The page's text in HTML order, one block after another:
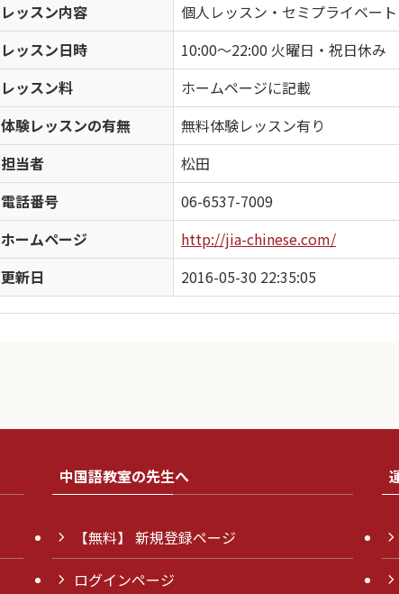
レッスン内容
個人レッスン・セミプライベー
レッスン日時
10:00～22:00 火曜日・祝日休み
レッスン料
ホームページに記載
体験レッスンの有無
無料体験レッスン有り
担当者
松田
電話番号
06-6537-7009
ホームページ
http://jia-chinese.com/
更新日
2016-05-30 22:35:05
中国語教室の先生へ
【無料】 新規登録ページ
ログインページ